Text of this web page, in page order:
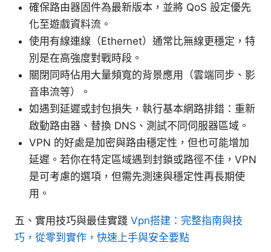
確保路由器固件為最新版本，並將 QoS 設定優先
化至遊戲資料流。
使用有線連線（Ethernet）通常比無線更穩定，特
別是在高強度對戰時段。
關閉同時佔用大量頻寬的背景應用（雲端同步、影
音串流等）。
如遇到延遲或封包損失，執行基本網路排錯：重新
啟動路由器、替換 DNS、測試不同伺服器區域。
VPN 的好處是加密與路由穩定性，但也可能增加
延遲。若你在特定區域遇到封鎖或路徑不佳，VPN
是可考慮的選項，但需先測速與穩定性再長期使
用。
五、實用技巧與最佳實踐 Vpn搭建：完整指南與技
巧，從零到實作，快速上手與安全要點